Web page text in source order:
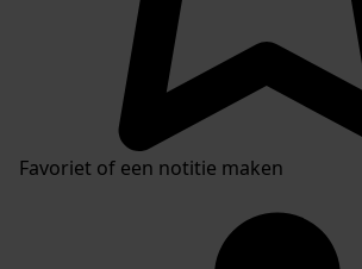
Favoriet of een notitie maken